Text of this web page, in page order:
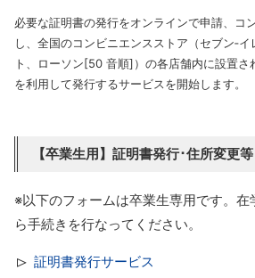
必要な証明書の発行をオンラインで申請、コ
し、全国のコンビニエンスストア（セブン‐
ト、ローソン[50 音順]）の各店舗内に設置さ
を利用して発行するサービスを開始します。
【卒業生用】証明書発行･住所変更等
※以下のフォームは卒業生専用です。
ら手続きを行なってください。
証明書発行サービス